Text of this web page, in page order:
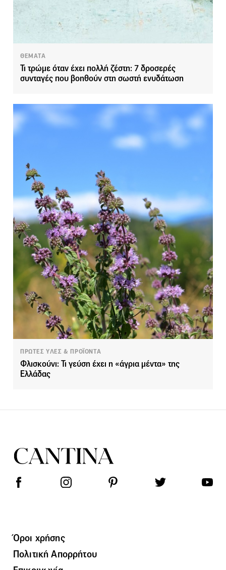
ΘΕΜΑΤΑ
Τι τρώμε όταν έχει πολλή ζέστη: 7 δροσερές
συνταγές που βοηθούν στη σωστή ενυδάτωση
ΠΡΩΤΕΣ ΥΛΕΣ & ΠΡΟΪΟΝΤΑ
Φλισκούνι: Τι γεύση έχει η «άγρια μέντα» της
Ελλάδας
Όροι χρήσης
Πολιτική Απορρήτου